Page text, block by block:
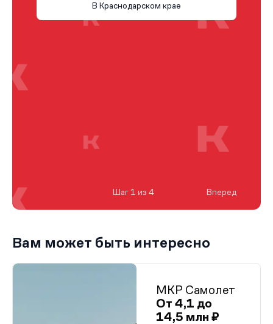
В Краснодарском крае
Шаг 1 из 4 Вперед
Вам может быть интересно
МКР Самолет
От 4,1 до
14,5 млн ₽